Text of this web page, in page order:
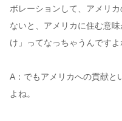
ボレーションして、アメリ
ないと、アメリカに住む意
け」ってなっちゃうんですよ
A：でもアメリカへの貢献と
よね。